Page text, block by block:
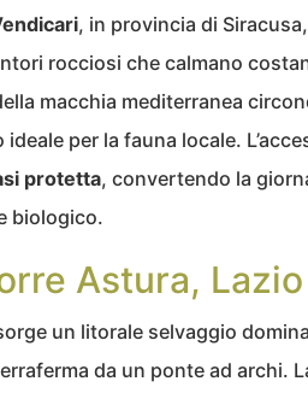
, in provincia di
rocciosi che calmano
macchia mediterranea
ideale per la fauna locale.
protetta, convertendo la
biologico.
Astura, Lazio
un litorale selvaggio
da un ponte ad archi.